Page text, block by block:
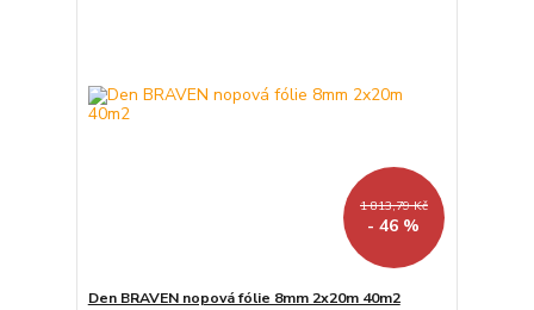
1 813,79 Kč
- 46 %
Den BRAVEN nopová fólie 8mm 2x20m 40m2